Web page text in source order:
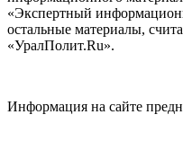
«Экспертный
остальные материалы,
«УралПолит.Ru».
Информация на сайте